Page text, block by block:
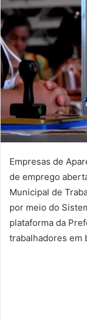
Empresas de
de emprego
Municipal de
por meio do
plataforma da
trabalhadores em